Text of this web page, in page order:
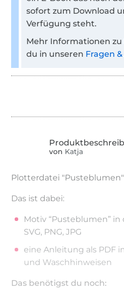
sofort zum Download
Verfügung steht.
Mehr Informationen zu
du in unseren Fragen
von Katja
Plotterdatei "Pusteblumen"
Das ist dabei:
Motiv “Pusteblumen” in
SVG, PNG, JPG
eine Anleitung als PDF
und Waschhinweisen
Das benötigst du noch: